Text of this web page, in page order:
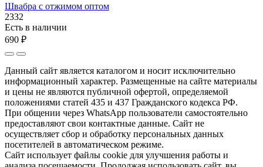
Швабра с отжимом оптом
2332
Есть в наличии
690 ₽
Данный сайт является каталогом и носит исключительно
информационный характер. Размещенные на сайте материалы
и цены не являются публичной офертой, определяемой
положениями статей 435 и 437 Гражданского кодекса РФ.
При общении через WhatsApp пользователи самостоятельно
предоставляют свои контактные данные. Сайт не
осуществляет сбор и обработку персональных данных
посетителей в автоматическом режиме.
Сайт использует файлы cookie для улучшения работы и